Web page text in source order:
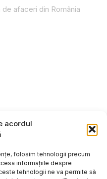
acordul
folosim tehnologii precum
informațiile despre
tehnologii ne va permite să
afaceri din România